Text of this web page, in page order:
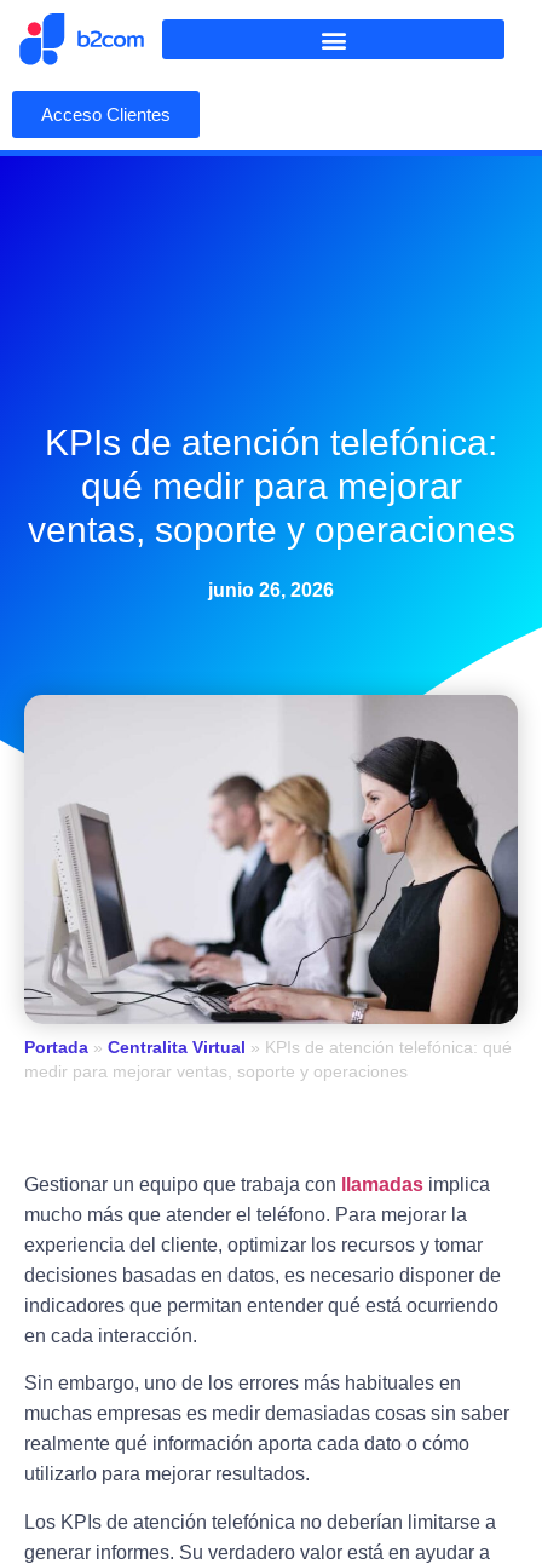
Acceso Clientes
KPIs de atención telefónica:
qué medir para mejorar
ventas, soporte y operaciones
junio 26, 2026
Portada » Centralita Virtual » KPIs de atención telefónica: qué
medir para mejorar ventas, soporte y operaciones
Gestionar un equipo que trabaja con llamadas implica
mucho más que atender el teléfono. Para mejorar la
experiencia del cliente, optimizar los recursos y tomar
decisiones basadas en datos, es necesario disponer de
indicadores que permitan entender qué está ocurriendo
en cada interacción.
Sin embargo, uno de los errores más habituales en
muchas empresas es medir demasiadas cosas sin saber
realmente qué información aporta cada dato o cómo
utilizarlo para mejorar resultados.
Los KPIs de atención telefónica no deberían limitarse a
generar informes. Su verdadero valor está en ayudar a